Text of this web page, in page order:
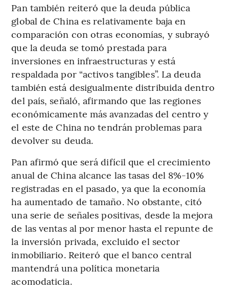
Pan también reiteró que la deuda pública
global de China es relativamente baja en
comparación con otras economías, y subrayó
que la deuda se tomó prestada para
inversiones en infraestructuras y está
respaldada por “activos tangibles”. La deuda
también está desigualmente distribuida dentro
del país, señaló, afirmando que las regiones
económicamente más avanzadas del centro y
el este de China no tendrán problemas para
devolver su deuda.
Pan afirmó que será difícil que el crecimiento
anual de China alcance las tasas del 8%-10%
registradas en el pasado, ya que la economía
ha aumentado de tamaño. No obstante, citó
una serie de señales positivas, desde la mejora
de las ventas al por menor hasta el repunte de
la inversión privada, excluido el sector
inmobiliario. Reiteró que el banco central
mantendrá una política monetaria
acomodaticia.